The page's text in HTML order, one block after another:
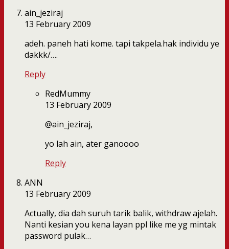
ain_jeziraj
13 February 2009
adeh. paneh hati kome. tapi takpela.hak individu ye
dakkk/….
Reply
RedMummy
13 February 2009
@ain_jeziraj,
yo lah ain, ater ganoooo
Reply
ANN
13 February 2009
Actually, dia dah suruh tarik balik, withdraw ajelah.
Nanti kesian you kena layan ppl like me yg mintak
password pulak…